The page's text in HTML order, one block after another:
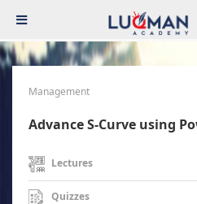
Management
Advance S-Curve using
Lectures
Quizzes